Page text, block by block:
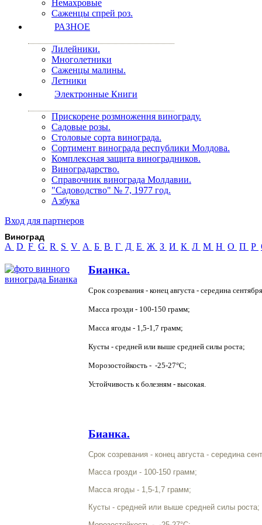
Немахровые
Саженцы спрей роз.
РАЗНОЕ
Лилейники.
Многолетники
Саженцы малины.
Летники
Электронные Книги
Прискорене розмноження винограду.
Садовые розы.
Столовые сорта винограда.
Сортимент винограда республики Молдова.
Комплексная защита виноградников.
Виноградарство.
Справочник винограда Молдавии.
"Садоводство" № 7, 1977 год.
Азбука
Вход для партнеров
Виноград
A D F G R S V А Б В Г Д Е Ж З И К Л М Н О П Р
Бианка.
Срок созревания - конец августа - середина
Масса грозди - 100-150 грамм;
Масса ягоды - 1,5-1,7 грамм;
Кусты - средней или выше средней силы роста;
Морозостойкость - -25-27°С;
Устойчивость к болезням - высокая.
Бианка.
Срок созревания - конец августа - середина
Масса грозди - 100-150 грамм;
Масса ягоды - 1,5-1,7 грамм;
Кусты - средней или выше средней силы роста;